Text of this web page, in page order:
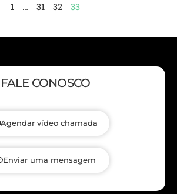
1 … 31 32 33
FALE CONOSCO
Agendar vídeo chamada
Enviar uma mensagem